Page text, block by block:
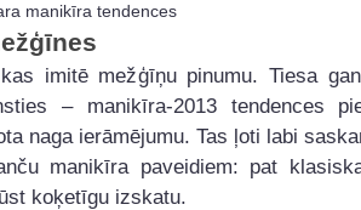
manikīra tendences
imitē mežģīņu pinumu. Tiesa
– manikīra-2013 tendences
naga ierāmējumu. Tas ļoti labi
manikīra paveidiem: pat
koķetīgu izskatu.